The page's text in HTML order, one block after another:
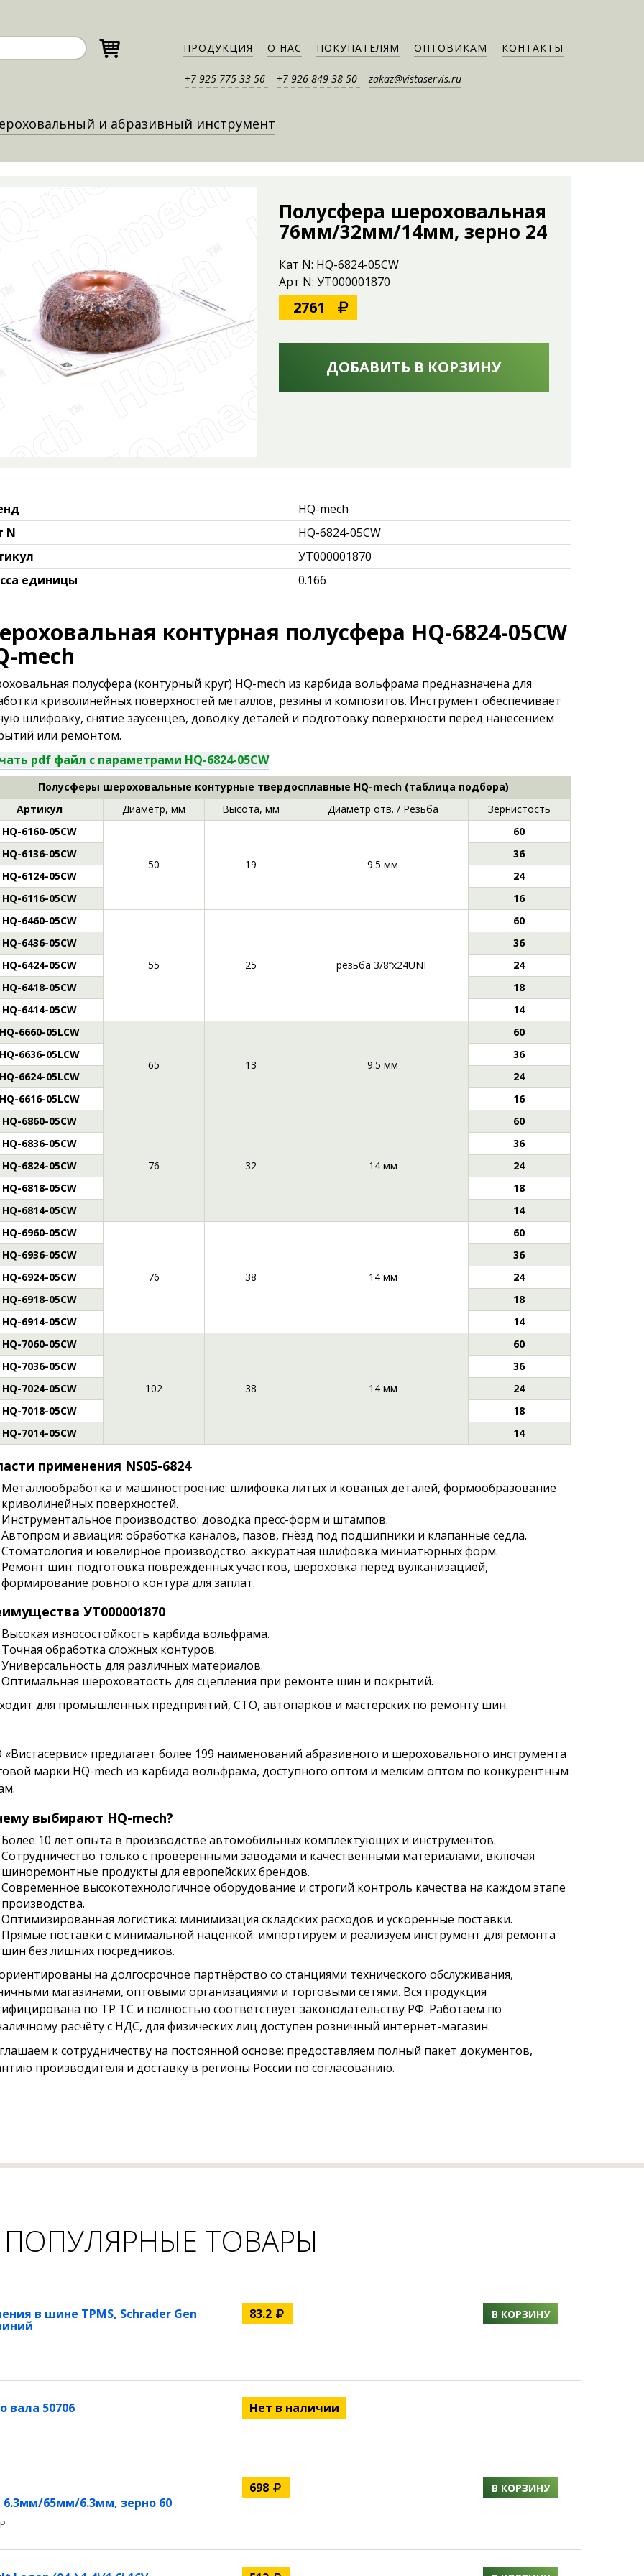
ПРОДУКЦИЯ О НАС ПОКУПАТЕЛЯМ ОПТОВИКАМ КОНТАКТЫ
+7 925 775 33 56 +7 926 849 38 50 zakaz@vistaservis.ru
и абразивный инструмент
Полусфера шероховальная
76мм/32мм/14мм, зерно 24
Кат N: HQ-6824-05CW
Арт N: УТ000001870
2761
ДОБАВИТЬ В КОРЗИНУ
HQ-mech
N
HQ-6824-05CW
УТ000001870
единицы
0.166
контурная полусфера HQ-6824-05CW
mech
полусфера (контурный круг) HQ-mech из карбида вольфрама предназначена для
криволинейных поверхностей металлов, резины и композитов. Инструмент обеспечивает
шлифовку, снятие заусенцев, доводку деталей и подготовку поверхности перед нанесением
или ремонтом.
pdf файл с параметрами HQ-6824-05CW
Полусферы шероховальные контурные твердосплавные HQ-mech (таблица подбора)
Артикул
Диаметр, мм Высота, мм Диаметр отв. / Резьба
Зернистость
HQ-6160-05CW
50 19 9.5 мм
60
HQ-6136-05CW
36
HQ-6124-05CW
24
HQ-6116-05CW
16
HQ-6460-05CW
55 25 резьба 3/8’’х24UNF
60
HQ-6436-05CW
36
HQ-6424-05CW
24
HQ-6418-05CW
18
HQ-6414-05CW
14
HQ-6660-05LCW
65 13 9.5 мм
60
HQ-6636-05LCW
36
HQ-6624-05LCW
24
HQ-6616-05LCW
16
HQ-6860-05CW
76 32 14 мм
60
HQ-6836-05CW
36
HQ-6824-05CW
24
HQ-6818-05CW
18
HQ-6814-05CW
14
HQ-6960-05CW
76 38 14 мм
60
HQ-6936-05CW
36
HQ-6924-05CW
24
HQ-6918-05CW
18
HQ-6914-05CW
14
HQ-7060-05CW
102 38 14 мм
60
HQ-7036-05CW
36
HQ-7024-05CW
24
HQ-7018-05CW
18
HQ-7014-05CW
14
применения NS05-6824
Металлообработка и машиностроение: шлифовка литых и кованых деталей, формообразование
криволинейных поверхностей.
Инструментальное производство: доводка пресс-форм и штампов.
Автопром и авиация: обработка каналов, пазов, гнёзд под подшипники и клапанные седла.
Стоматология и ювелирное производство: аккуратная шлифовка миниатюрных форм.
Ремонт шин: подготовка повреждённых участков, шероховка перед вулканизацией,
формирование ровного контура для заплат.
УТ000001870
Высокая износостойкость карбида вольфрама.
Точная обработка сложных контуров.
Универсальность для различных материалов.
Оптимальная шероховатость для сцепления при ремонте шин и покрытий.
для промышленных предприятий, СТО, автопарков и мастерских по ремонту шин.
предлагает более 199 наименований абразивного и шероховального инструмента
марки HQ-mech из карбида вольфрама, доступного оптом и мелким оптом по конкурентным
выбирают HQ-mech?
Более 10 лет опыта в производстве автомобильных комплектующих и инструментов.
Сотрудничество только с проверенными заводами и качественными материалами, включая
шиноремонтные продукты для европейских брендов.
Современное высокотехнологичное оборудование и строгий контроль качества на каждом этапе
производства.
Оптимизированная логистика: минимизация складских расходов и ускоренные поставки.
Прямые поставки с минимальной наценкой: импортируем и реализуем инструмент для ремонта
шин без лишних посредников.
на долгосрочное партнёрство со станциями технического обслуживания,
магазинами, оптовыми организациями и торговыми сетями. Вся продукция
по ТР ТС и полностью соответствует законодательству РФ. Работаем по
расчёту с НДС, для физических лиц доступен розничный интернет-магазин.
к сотрудничеству на постоянной основе: предоставляем полный пакет документов,
производителя и доставку в регионы России по согласованию.
ПОПУЛЯРНЫЕ ТОВАРЫ
в шине TPMS, Schrader Gen 83.2 В КОРЗИНУ
вала 50706 Нет в наличии
65мм/6.3мм, зерно 60
698 В КОРЗИНУ